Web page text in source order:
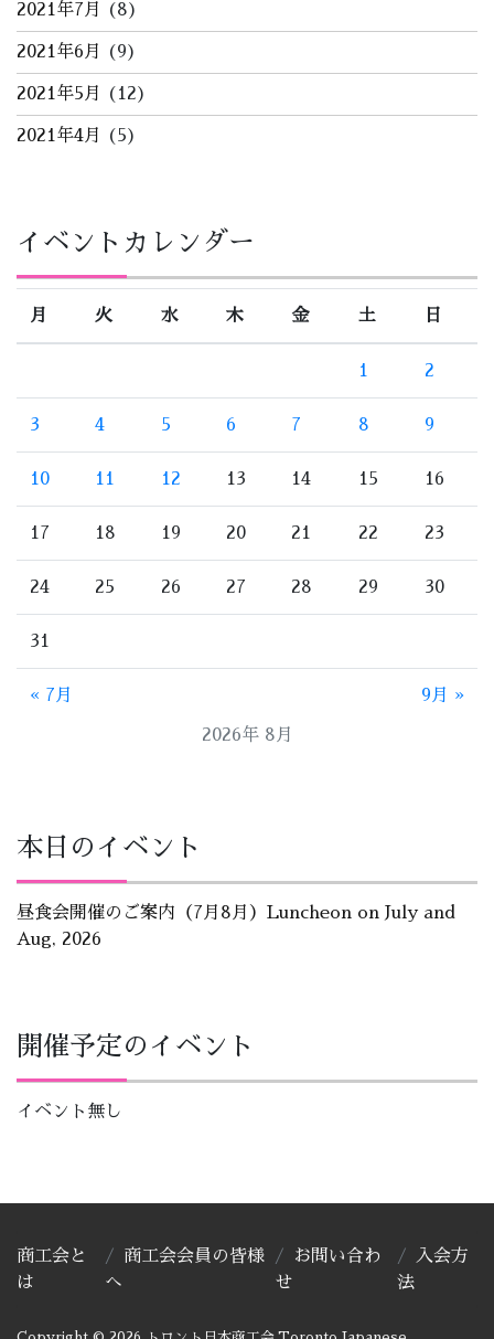
2021年7月 (8)
2021年6月 (9)
2021年5月 (12)
2021年4月 (5)
イベントカレンダー
2026年 8月
月 火 水 木 金 土 日
1 2
3 4 5 6 7 8 9
10 11 12 13 14 15 16
17 18 19 20 21 22 23
24 25 26 27 28 29 30
31
« 7月 9月 »
本日のイベント
昼食会開催のご案内（7月8月）Luncheon on July and
Aug, 2026
開催予定のイベント
イベント無し
商工会と
は
商工会会員の皆様
へ
お問い合わ
せ
入会方
法